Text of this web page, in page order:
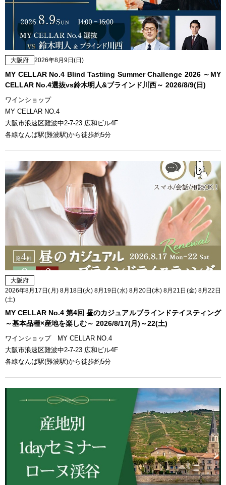
大阪府 2026年8月9日(日)
MY CELLAR No.4 Blind Tastiing Summer Challenge 2026 ～MY
CELLAR No.4選抜vs鈴木明人&ブラインド川西～ 2026/8/9(日)
ワインショップ
MY CELLAR NO.4
大阪市浪速区難波中2-7-23 広和ビル4F
各線なんば駅(難波駅)から徒歩約5分
大阪府
2026年8月17日(月) 8月18日(火) 8月19日(水) 8月20日(木) 8月21日(金) 8月22日
(土)
MY CELLAR No.4 第4回 昼のカジュアルブラインドテイスティング
～基本品種×産地を楽しむ～ 2026/8/17(月)～22(土)
ワインショップ MY CELLAR NO.4
大阪市浪速区難波中2-7-23 広和ビル4F
各線なんば駅(難波駅)から徒歩約5分